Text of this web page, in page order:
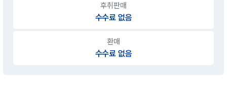
후취판매
수수료 없음
환매
수수료 없음